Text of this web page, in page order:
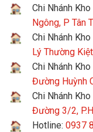
Chi Nhánh
Ngông, P Tân
Chi Nhánh
Lý Thường
Chi Nhánh
Đường Huỳnh
Chi Nhánh
Đường 3/2,
Hotline: 0937